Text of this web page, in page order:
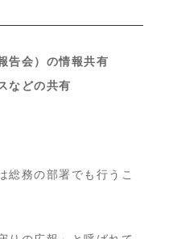
告会）の情報共有
などの共有
総務の部署でも行うこ